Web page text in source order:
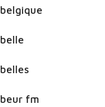
belgique
belle
belles
beur fm